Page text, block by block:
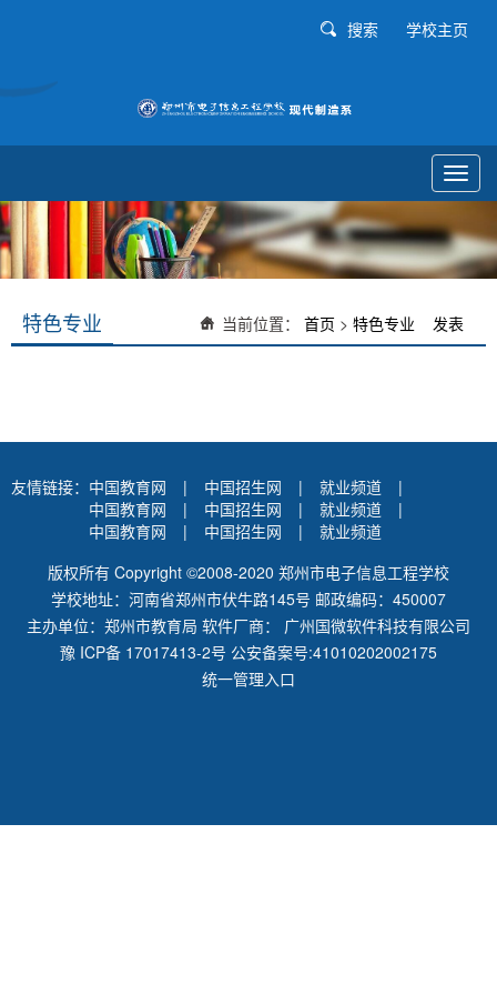
搜索 学校主页
特色专业 当前位置： 首页 > 特色专业 发表
友情链接： 中国教育网 | 中国招生网 | 就业频道
|
中国教育网
| 中国招生网 | 就业频道
|
中国教育网
| 中国招生网 |
就业频道
版权所有 Copyright ©2008-2020 郑州市电子信息工程学校
学校地址：河南省郑州市伏牛路145号 邮政编码：450007
主办单位：郑州市教育局 软件厂商： 广州国微软件科技有限公司
豫 ICP备 17017413-2号 公安备案号:41010202002175
统一管理入口